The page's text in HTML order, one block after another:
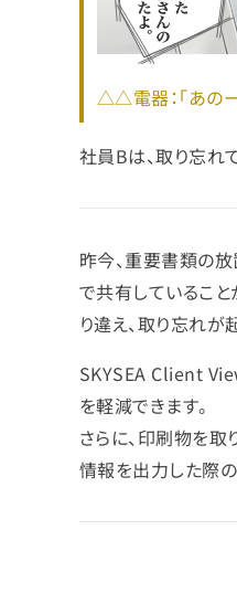
△△電器：「あの
社員Bは、取り忘れ
昨今、重要書類の
で共有していること
り違え、取り忘れが
SKYSEA Client
を軽減できます。
さらに、印刷物を
情報を出力した際